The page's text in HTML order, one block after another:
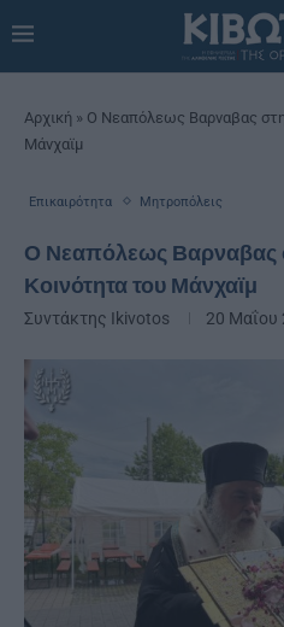
Αρχική » Ο Νεαπόλεως Βαρναβας
Μάνχαϊμ
Επικαιρότητα Μητροπόλεις
Ο Νεαπόλεως Βαρναβας
Κοινότητα του Μάνχαϊμ
Συντάκτης Ikivotos 20 Μαΐου